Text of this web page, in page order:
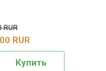
RUR
RUR
Купить